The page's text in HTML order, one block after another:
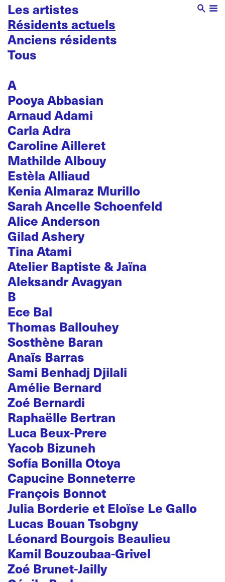
Les artistes
Résidents actuels
Anciens résidents
Tous
A
Pooya Abbasian
Arnaud Adami
Carla Adra
Caroline Ailleret
Mathilde Albouy
Estèla Alliaud
Kenia Almaraz Murillo
Sarah Ancelle Schoenfeld
Alice Anderson
Gilad Ashery
Tina Atami
Atelier Baptiste & Jaïna
Aleksandr Avagyan
B
Ece Bal
Thomas Ballouhey
Sosthène Baran
Anaïs Barras
Sami Benhadj Djilali
Amélie Bernard
Zoé Bernardi
Raphaëlle Bertran
Luca Beux-Prere
Yacob Bizuneh
Sofía Bonilla Otoya
Capucine Bonneterre
François Bonnot
Julia Borderie et Eloïse Le Gallo
Lucas Bouan Tsobgny
Léonard Bourgois Beaulieu
Kamil Bouzoubaa-Grivel
Zoé Brunet-Jailly